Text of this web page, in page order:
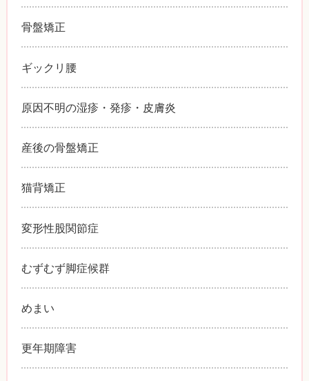
骨盤矯正
ギックリ腰
原因不明の湿疹・発疹・皮膚炎
産後の骨盤矯正
猫背矯正
変形性股関節症
むずむず脚症候群
めまい
更年期障害